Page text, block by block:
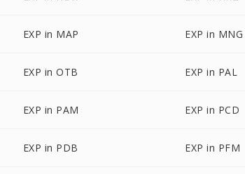
EXP in MAP EXP in MNG
EXP in OTB EXP in PAL
EXP in PAM EXP in PCD
EXP in PDB EXP in PFM